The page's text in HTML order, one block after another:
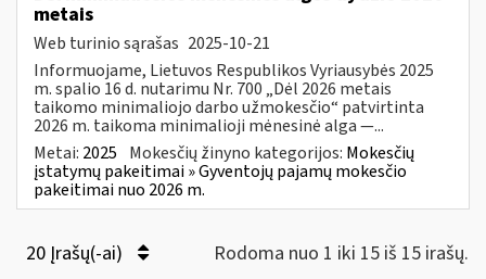
metais
Web turinio sąrašas 2025-10-21
Informuojame, Lietuvos Respublikos Vyriausybės 2025
m. spalio 16 d. nutarimu Nr. 700 „Dėl 2026 metais
taikomo minimaliojo darbo užmokesčio“ patvirtinta
2026 m. taikoma minimalioji mėnesinė alga —...
Metai: 2025 Mokesčių žinyno kategorijos: Mokesčių
įstatymų pakeitimai » Gyventojų pajamų mokesčio
pakeitimai nuo 2026 m.
20 Įrašų(-ai) Rodoma nuo 1 iki 15 iš 15 irašų.